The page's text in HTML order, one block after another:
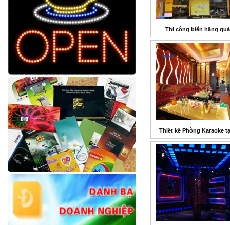
Thi công biển hãng
Thiết kế Phòng Karaoke